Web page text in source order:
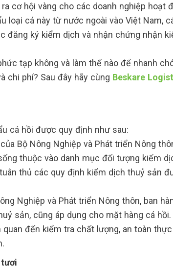
cơ hội vàng cho các doanh nghiệp hoạt
loại cá này từ nước ngoài vào Việt Nam,
đăng ký kiểm dịch và nhận chứng nhận
tạp không và làm thế nào để nhanh
chi phí? Sau đây hãy cùng Beskare
cá hồi được quy định như sau:
Bộ Nông Nghiệp và Phát triển Nông
thuộc vào danh mục đối tượng kiểm
thủ các quy định kiểm dịch thuỷ sản
Nghiệp và Phát triển Nông thôn, ban
sản, cũng áp dụng cho mặt hàng cá hồi.
đến kiểm tra chất lượng, an toàn